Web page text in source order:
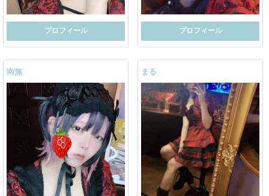
プロフィール プロフィール
南無 まる